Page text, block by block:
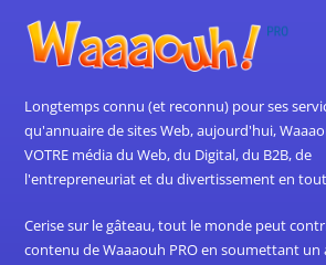
Longtemps connu (et reconnu) pour ses
qu'annuaire de sites Web, aujourd'hui,
VOTRE média du Web, du Digital, du B2B, de
l'entrepreneuriat et du divertissement en
Cerise sur le gâteau, tout le monde peut
contenu de Waaaouh PRO en soumettant un